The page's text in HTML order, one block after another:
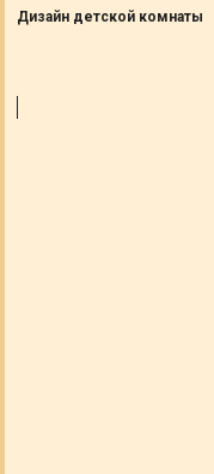
Дизайн детской комнаты